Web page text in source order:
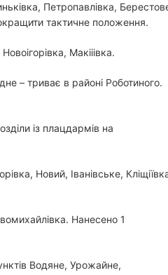
Петропавлівка,
тактичне положення.
Макііівка.
– триває в районі Роботиного.
із плацдармів на
Новий, Іванівське,
Нанесено 1
Водяне, Урожайне,